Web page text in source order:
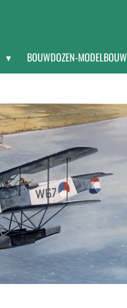
BOUWDOZEN-MODELBOUW